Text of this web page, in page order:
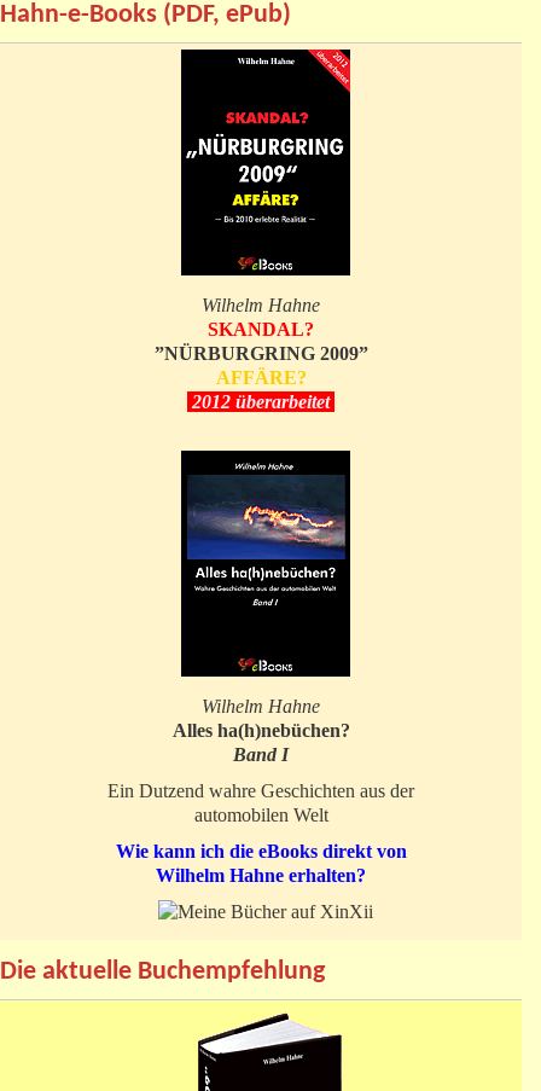
Hahn-e-Books (PDF, ePub)
Wilhelm Hahne
SKANDAL?
”NÜRBURGRING 2009”
AFFÄRE?
2012 überarbeitet
Wilhelm Hahne
Alles ha(h)nebüchen?
Band I
Ein Dutzend wahre Geschichten aus der
automobilen Welt
Wie kann ich die eBooks direkt von
Wilhelm Hahne erhalten?
Die aktuelle Buchempfehlung